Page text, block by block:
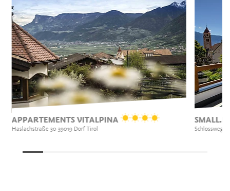
APPARTEMENTS VITALPINA
Haslachstraße 30 39019 Dorf Tirol Schlossweg